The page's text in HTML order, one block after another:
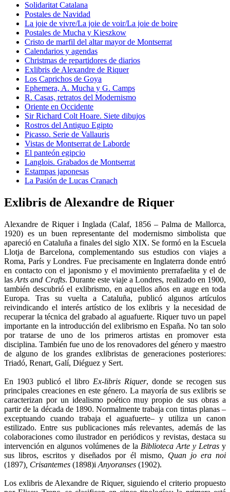
Solidaritat Catalana
Postales de Navidad
La joie de vivre/La joie de voir/La joie de boire
Postales de Mucha y Kieszkow
Cristo de marfil del altar mayor de Montserrat
Calendarios y agendas
Christmas de repartidores de diarios
Exlibris de Alexandre de Riquer
Los Caprichos de Goya
Ephemera, A. Mucha y G. Camps
R. Casas, retratos del Modernismo
Oriente en Occidente
Sir Richard Colt Hoare. Siete dibujos
Rostros del Antiguo Egipto
Picasso. Serie de Vallauris
Vistas de Montserrat de Laborde
El panteón egipcio
Langlois. Grabados de Montserrat
Estampas japonesas
La Pasión de Lucas Cranach
Exlibris de Alexandre de Riquer
Alexandre de Riquer i Inglada (Calaf, 1856 – Palma de Mallorca,
1920) es un buen representante del modernismo simbolista que
apareció en Cataluña a finales del siglo XIX. Se formó en la Escuela
Llotja de Barcelona, complementando sus estudios con viajes a
Roma, París y Londres. Fue precisamente en Inglaterra donde entró
en contacto con el japonismo y el movimiento prerrafaelita y el de
lasArts and Crafts. Durante este viaje a Londres, realizado en 1900,
también descubrió el exlibrismo, en aquellos años en auge en toda
Europa. Tras su vuelta a Cataluña, publicó algunos artículos
reivindicando el interés artístico de los exlibris y la necesidad de
recuperar la técnica del grabado al aguafuerte. Riquer tuvo un papel
importante en la introducción del exlibrismo en España. No tan solo
por tratarse de uno de los primeros artistas en promover esta
disciplina. También fue uno de los renovadores del género y maestro
de alguno de los grandes exlibristas de generaciones posteriores:
Triadó, Renart, Galí, Diéguez y Sert.
En 1903 publicó el libro Ex-libris Riquer, donde se recogen sus
principales creaciones en este género. La mayoría de sus exlibris se
caracterizan por un idealismo poético muy propio de sus obras a
partir de la década de 1890. Normalmente trabaja con tintas planas –
exceptuando cuando trabaja el aguafuerte– y utiliza un canon
estilizado. Entre sus publicaciones más relevantes, además de las
colaboraciones como ilustrador en periódicos y revistas, destaca su
intervención en algunos volúmenes de la Biblioteca Arte y Letras y
sus libros, escritos y diseñados por él mismo, Quan jo era noi
(1897) , Crisantemes (1898)i Anyoranses (1902).
Los exlibris de Alexandre de Riquer, siguiendo el criterio propuesto